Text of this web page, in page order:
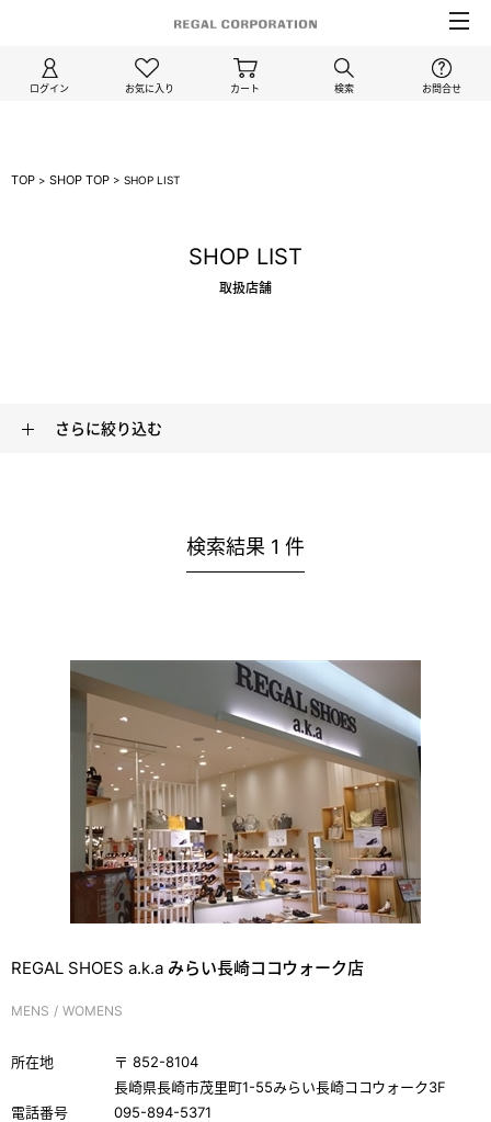
ログイン お気に入り カート 検索 お問合せ
TOP > SHOP TOP > SHOP LIST
SHOP LIST
取扱店舗
さらに絞り込む
検索結果 1 件
REGAL SHOES a.k.a みらい長崎ココウォーク店
MENS WOMENS
所在地 〒852-8104
長崎県長崎市茂里町1-55みらい長崎ココウォーク3F
電話番号
095-894-5371